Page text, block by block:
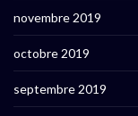
novembre 2019
octobre 2019
septembre 2019